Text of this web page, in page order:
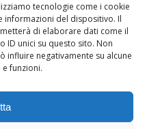
tecnologie come i cookie
informazioni del dispositivo. Il
di elaborare dati come il
ID unici su questo sito. Non
influire negativamente su alcune
funzioni.
6635